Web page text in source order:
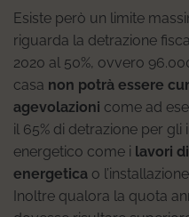
Esiste però un limite
riguarda la detrazione
2020 al 50%, ovvero
casa non potrà essere
agevolazioni come ad
il 65% di detrazione per
energetico come i lavori
energetica o
Inoltre qualora la quota